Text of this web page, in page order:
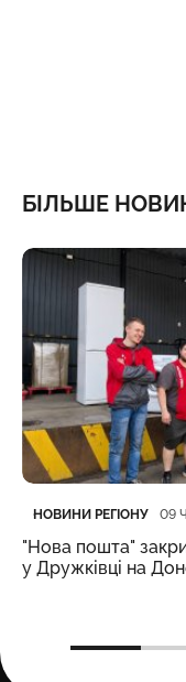
БІЛЬШЕ
Категорія
НОВИНИ РЕГІОНУ
Дата публікації 09
"Нова пошта"
у Дружківці на